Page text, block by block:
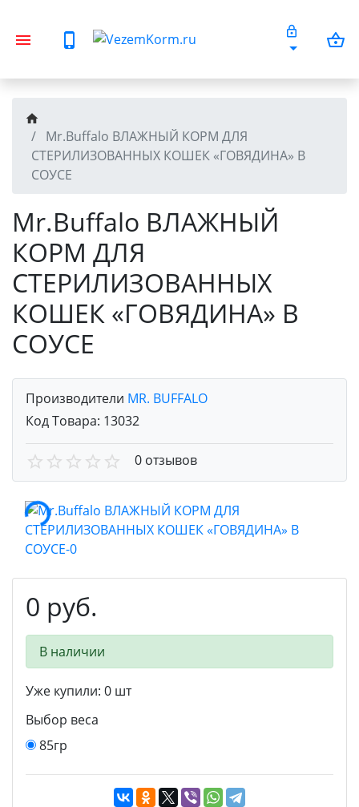
Mr.Buffalo ВЛАЖНЫЙ КОРМ ДЛЯ
СТЕРИЛИЗОВАННЫХ КОШЕК «ГОВЯДИНА» В
СОУСЕ
Mr.Buffalo ВЛАЖНЫЙ
КОРМ ДЛЯ
СТЕРИЛИЗОВАННЫХ
КОШЕК «ГОВЯДИНА» В
СОУСЕ
Производители MR. BUFFALO
Код Товара: 13032
0 отзывов
0 руб.
В наличии
Уже купили: 0 шт
Выбор веса
85гр